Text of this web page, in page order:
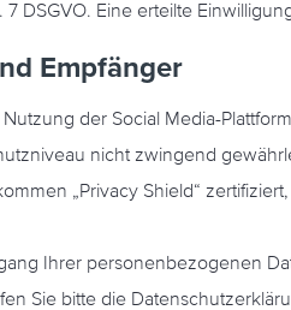
7 DSGVO. Eine erteilte
Empfänger
der Social Media-
nicht zwingend
„Privacy Shield“
Ihrer personenbezogenen
Sie bitte die